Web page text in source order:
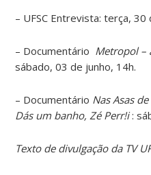
– UFSC Entrevista: terça, 30
– Documentário Metropol –
sábado, 03 de junho, 14h.
– Documentário Nas Asas
Dás um banho, Zé Perr!i:
Texto de divulgação da TV